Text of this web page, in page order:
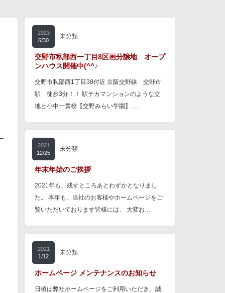
2023
6/30
未分類
交野市私部西一丁目8区画分譲地 オープ
ンハウス開催中(^^♪
交野市私部西1丁目38付近 京阪交野線 交野市
駅 徒歩3分！！ 駅チカマンションのような立
地と小中一貫校【交野みらい学園】 …
2021
12/25
未分類
年末年始のご挨拶
2021年も、残すところあとわずかとなりまし
た。 本年も、当社のお客様やホームページをご
覧いただいております皆様には、 大変お…
2021
1/12
未分類
ホームページ メンテナンスのお知らせ
日頃は弊社ホームページをご利用いただき、誠